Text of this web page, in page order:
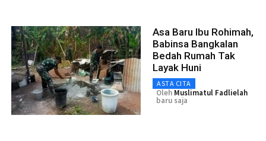
Asa Baru Ibu Rohimah,
Babinsa Bangkalan
Bedah Rumah Tak
Layak Huni
ASTA CITA
Oleh Muslimatul Fadlielah
baru saja